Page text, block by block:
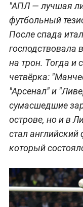
"АПЛ — лучшая
футбольный
После спада
господствовала
на трон. Тогда и
четвёрка:
"Арсенал" и
сумасшедшие
острове, но и в
стал
который